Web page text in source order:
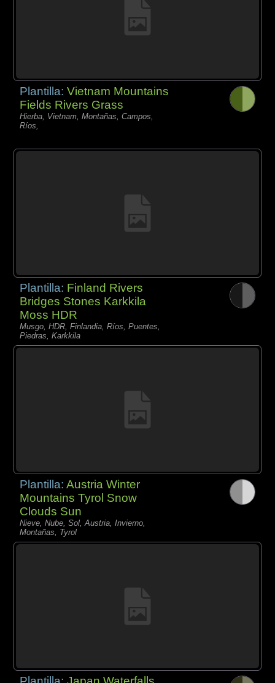
Plantilla:Vietnam Mountains
Fields Rivers Grass
Hierba, Vietnam, Montañas, Campos,
Ríos,
Plantilla: Finland Rivers
Bridges Stones Karkkila
Moss HDR
Musgo, HDR, Finlandia, Ríos, Puentes,
Piedras, Karkkila
Plantilla:Austria Winter
Mountains Tyrol Snow
Clouds Sun
Nieve, Nube, Sol, Austria, Invierno,
Montañas, Tyrol